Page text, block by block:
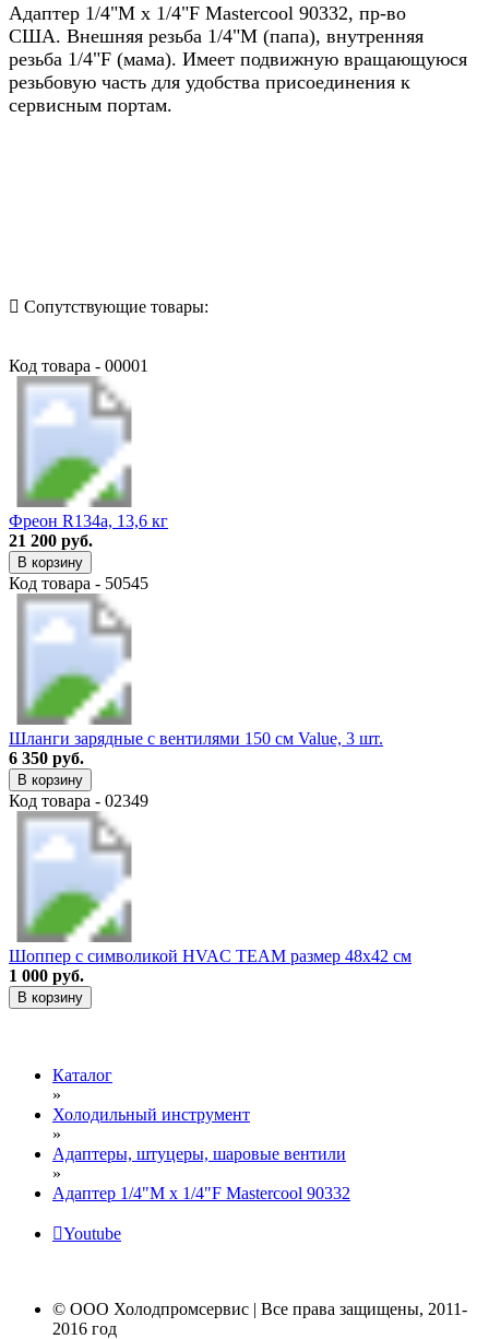
Адаптер 1/4"M х 1/4"F Mastercool 90332, пр-во
США. Внешняя резьба 1/4"M (папа), внутренняя
резьба 1/4"F (мама). Имеет подвижную вращающуюся
резьбовую часть для удобства присоединения к
сервисным портам.
Сопутствующие товары:
Код товара - 00001
Фреон R134a, 13,6 кг
21 200 руб.
В корзину
Код товара - 50545
Шланги зарядные с вентилями 150 см Value, 3 шт.
6 350 руб.
В корзину
Код товара - 02349
Шоппер с символикой HVAC TEAM размер 48х42 см
1 000 руб.
В корзину
Каталог
»
Холодильный инструмент
»
Адаптеры, штуцеры, шаровые вентили
»
Адаптер 1/4"M х 1/4"F Mastercool 90332
Youtube
© ООО Холодпромсервис | Все права защищены, 2011-
2016 год